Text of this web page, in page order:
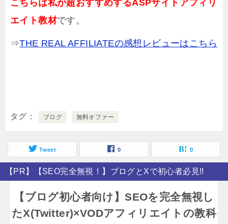
こちらは私が超おすすめするASPサイトアフィリ
エイト教材です。
⇒THE REAL AFFILIATEの感想レビューはこちら
タグ ブログ 無料オファー
Tweet 0 0
【PR】【SEO完全無視！】ブログとXで初心者必見!!
【ブログ初心者向け】SEOを完全無視し
たX(Twitter)×VODアフィリエイトの教科